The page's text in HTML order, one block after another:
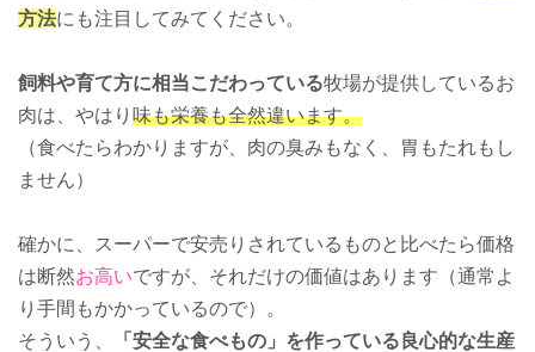
方法にも注目してみてください。
飼料や育て方に相当こだわっている牧場が提供しているお
肉は、やはり 味も栄養も全然違います。
（食べたらわかりますが、肉の臭みもなく、胃もたれもし
ません）
確かに、スーパーで安売りされているものと比べたら価格
は断然お高いですが、それだけの価値はあります（通常よ
り手間もかかっているので）。
そういう、
「安全な食べもの」を作っている良心的な生産